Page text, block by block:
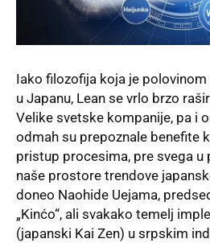
Iako filozofija koja je
u Japanu, Lean se vrlo brzo
Velike svetske kompanije, pa i
odmah su prepoznale benefite
pristup procesima, pre svega u
naše prostore trendove
doneo Naohide Uejama,
„Kinćo“, ali svakako temelj
(japanski Kai Zen) u srpskim